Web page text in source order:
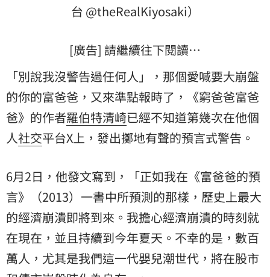
台 @theRealKiyosaki）
[廣告] 請繼續往下閱讀…
「別說我沒警告過任何人」，那個愛喊要大崩盤
的你的富爸爸，又來準點報時了，《窮爸爸富爸
爸》的作者羅伯特清崎已經不知道第幾次在他個
人社交平台X上，發出擲地有聲的預言式警告。
6月2日，他發文寫到，「正如我在《富爸爸的預
言》（2013）一書中所預測的那樣，歷史上最大
的經濟崩潰即將到來。我擔心經濟崩潰的時刻就
在現在，並且持續到今年夏天。不幸的是，數百
萬人，尤其是我們這一代嬰兒潮世代，將在股市